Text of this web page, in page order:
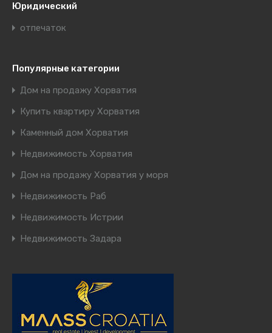
Юридический
отпечаток
Популярные категории
Дом на продажу Хорватия
Купить квартиру Хорватия
Каменный дом Хорватия
Недвижимость Хорватия
Дом на продажу Хорватия у моря
Недвижимость Раб
Недвижимость Истрии
Недвижимость Задара